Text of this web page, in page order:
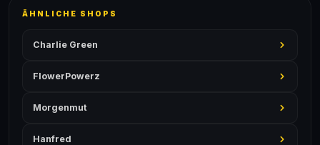
ÄHNLICHE SHOPS
Charlie Green
FlowerPowerz
Morgenmut
Hanfred